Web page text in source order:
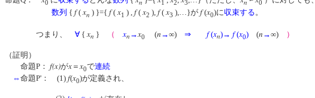
0 n 1 2 3 n 0
数列 { f(xn ) }={ f(x1 ) , f(x2 ), f(x3 ),…}が f(x0)に収束する。
つまり、 ∀ { xn } （ xn →x0 (n →∞) ⇒ f(xn)→ f(x0) (n →∞) ）
（証明）
命題P： f(x)がx ＝x0で連続
⇔ 命題P'： (1) f(x0)が定義され、